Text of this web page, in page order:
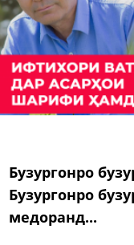
Бузургонро
Бузургонро
медоранд...